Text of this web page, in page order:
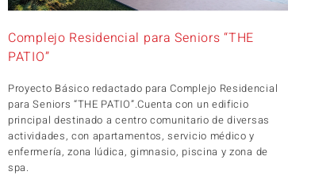
Complejo Residencial para Seniors “THE
PATIO”
Proyecto Básico redactado para Complejo Residencial
para Seniors “THE PATIO”.Cuenta con un edificio
principal destinado a centro comunitario de diversas
actividades, con apartamentos, servicio médico y
enfermería, zona lúdica, gimnasio, piscina y zona de
spa.